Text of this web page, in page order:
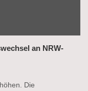
an NRW-
Die